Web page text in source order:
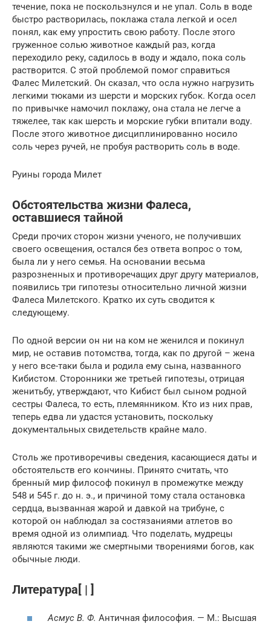
течение, пока не поскользнулся и не упал. Соль в воде
быстро растворилась, поклажа стала легкой и осел
понял, как ему упростить свою работу. После этого
груженное солью животное каждый раз, когда
переходило реку, садилось в воду и ждало, пока соль
растворится. С этой проблемой помог справиться
Фалес Милетский. Он сказал, что осла нужно нагрузить
легкими тюками из шерсти и морских губок. Когда осел
по привычке намочил поклажу, она стала не легче а
тяжелее, так как шерсть и морские губки впитали воду.
После этого животное дисциплинированно носило
соль через ручей, не пробуя растворить соль в воде.
Руины города Милет
Обстоятельства жизни Фалеса,
оставшиеся тайной
Среди прочих сторон жизни ученого, не получивших
своего освещения, остался без ответа вопрос о том,
была ли у него семья. На основании весьма
разрозненных и противоречащих друг другу материалов,
появились три гипотезы относительно личной жизни
Фалеса Милетского. Кратко их суть сводится к
следующему.
По одной версии он ни на ком не женился и покинул
мир, не оставив потомства, тогда, как по другой – жена
у него все-таки была и родила ему сына, названного
Кибистом. Сторонники же третьей гипотезы, отрицая
женитьбу, утверждают, что Кибист был сыном родной
сестры Фалеса, то есть, племянником. Кто из них прав,
теперь едва ли удастся установить, поскольку
документальных свидетельств крайне мало.
Столь же противоречивы сведения, касающиеся даты и
обстоятельств его кончины. Принято считать, что
бренный мир философ покинул в промежутке между
548 и 545 г. до н. э., и причиной тому стала остановка
сердца, вызванная жарой и давкой на трибуне, с
которой он наблюдал за состязаниями атлетов во
время одной из олимпиад. Что поделать, мудрецы
являются такими же смертными творениями богов, как
обычные люди.
Литература[ | ]
Асмус В. Ф. Античная философия. — М.: Высшая